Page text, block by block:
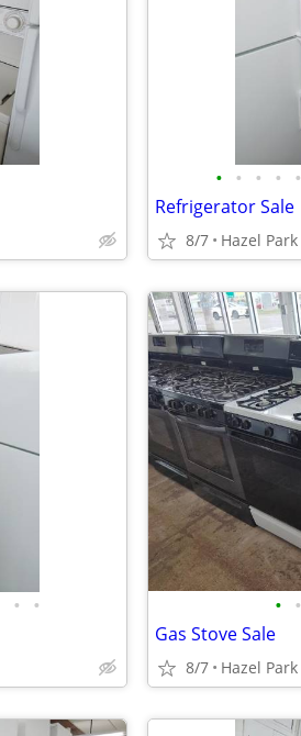
• • • • •
Refrigerator Sale
8/7 Hazel Park
• • • •
Gas Stove Sale
8/7 Hazel Park